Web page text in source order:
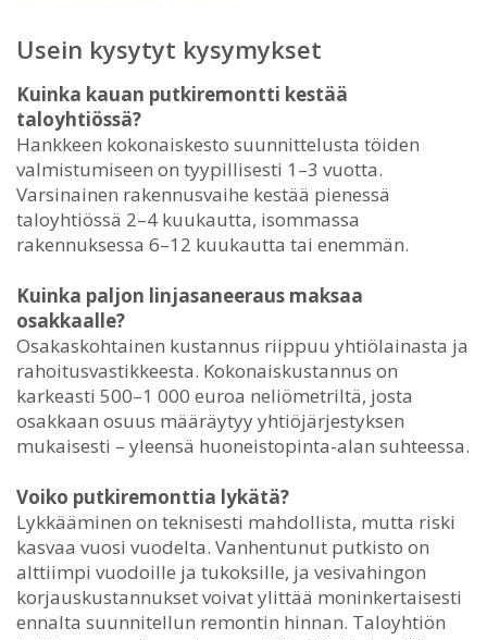
Usein kysytyt kysymykset
Kuinka kauan putkiremontti kestää
taloyhtiössä?
Hankkeen kokonaiskesto suunnittelusta töiden
valmistumiseen on tyypillisesti 1–3 vuotta.
Varsinainen rakennusvaihe kestää pienessä
taloyhtiössä 2–4 kuukautta, isommassa
rakennuksessa 6–12 kuukautta tai enemmän.
Kuinka paljon linjasaneeraus maksaa
osakkaalle?
Osakaskohtainen kustannus riippuu yhtiölainasta ja
rahoitusvastikkeesta. Kokonaiskustannus on
karkeasti 500–1 000 euroa neliömetriltä, josta
osakkaan osuus määräytyy yhtiöjärjestyksen
mukaisesti – yleensä huoneistopinta-alan suhteessa.
Voiko putkiremonttia lykätä?
Lykkääminen on teknisesti mahdollista, mutta riski
kasvaa vuosi vuodelta. Vanhentunut putkisto on
alttiimpi vuodoille ja tukoksille, ja vesivahingon
korjauskustannukset voivat ylittää moninkertaisesti
ennalta suunnitellun remontin hinnan. Taloyhtiön